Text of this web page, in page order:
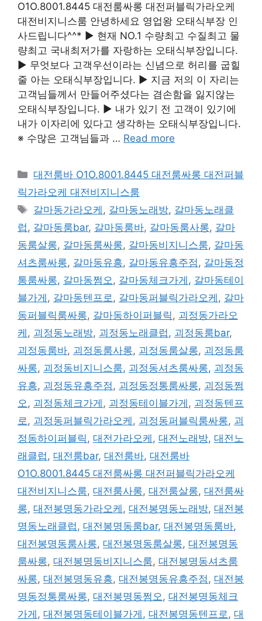
O1O.8001.8445 대전룸싸롱 대전퍼블릭가라오케
대전비지니스룸 안녕하세요 영업왕 오태식부장 인
사드립니다^^* ▶ 현재 NO.1 수량최고 수질최고 물
량최고 국내최저가를 자랑하는 오태식부장입니다.
▶ 무엇보다 고객우선이라는 신념으로 허리를 굽힐
줄 아는 오태식부장입니다. ▶ 지금 저의 이 자리는
고객님들께서 만들어주셨다는 겸손함을 잃지않는
오태식부장입니다. ▶ 내가 있기 전 고객이 있기에
내가 이자리에 있다고 생각하는 오태식부장입니다.
※ 수많은 고객님들과 … Read more
카
테
리
대전룸바 O1O.8001.8445 대전룸싸롱 대전퍼블
릭가라오케 대전비지니스룸
태
그
갈마동가라오케 , 갈마동노래방, 갈마동노래클
럽, 갈마동룸bar, 갈마동룸바, 갈마동룸사롱, 갈마
동룸살롱, 갈마동룸싸롱, 갈마동비지니스룸, 갈마동
셔츠룸싸롱, 갈마동유흥, 갈마동유흥주점, 갈마동정
통룸싸롱, 갈마동쩜오, 갈마동체크가게 , 갈마동테이
블가게 , 갈마동텐프로, 갈마동퍼블릭가라오케 , 갈마
동퍼블릭룸싸롱, 갈마동하이퍼블릭, 괴정동가라오
케 , 괴정동노래방, 괴정동노래클럽, 괴정동룸bar,
괴정동룸바, 괴정동룸사롱, 괴정동룸살롱, 괴정동룸
싸롱, 괴정동비지니스룸, 괴정동셔츠룸싸롱, 괴정동
유흥, 괴정동유흥주점, 괴정동정통룸싸롱, 괴정동쩜
오, 괴정동체크가게 , 괴정동테이블가게 , 괴정동텐프
로, 괴정동퍼블릭가라오케 , 괴정동퍼블릭룸싸롱, 괴
정동하이퍼블릭, 대전가라오케 , 대전노래방, 대전노
래클럽, 대전룸bar, 대전룸바, 대전룸바
O1O.8001.8445 대전룸싸롱 대전퍼블릭가라오케
대전비지니스룸, 대전룸사롱, 대전룸살롱, 대전룸싸
롱, 대전봉명동가라오케 , 대전봉명동노래방, 대전봉
명동노래클럽, 대전봉명동룸bar, 대전봉명동룸바,
대전봉명동룸사롱, 대전봉명동룸살롱, 대전봉명동
룸싸롱, 대전봉명동비지니스룸, 대전봉명동셔츠룸
싸롱, 대전봉명동유흥, 대전봉명동유흥주점, 대전봉
명동정통룸싸롱, 대전봉명동쩜오, 대전봉명동체크
가게 , 대전봉명동테이블가게 , 대전봉명동텐프로, 대